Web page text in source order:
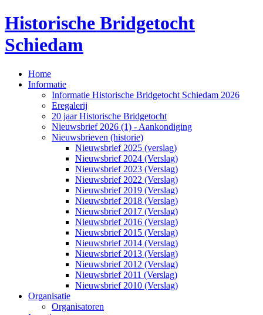
Historische Bridgetocht
Schiedam
Home
Informatie
Informatie Historische Bridgetocht Schiedam 2026
Eregalerij
20 jaar Historische Bridgetocht
Nieuwsbrief 2026 (1) - Aankondiging
Nieuwsbrieven (historie)
Nieuwsbrief 2025 (verslag)
Nieuwsbrief 2024 (Verslag)
Nieuwsbrief 2023 (Verslag)
Nieuwsbrief 2022 (Verslag)
Nieuwsbrief 2019 (Verslag)
Nieuwsbrief 2018 (Verslag)
Nieuwsbrief 2017 (Verslag)
Nieuwsbrief 2016 (Verslag)
Nieuwsbrief 2015 (Verslag)
Nieuwsbrief 2014 (Verslag)
Nieuwsbrief 2013 (Verslag)
Nieuwsbrief 2012 (Verslag)
Nieuwsbrief 2011 (Verslag)
Nieuwsbrief 2010 (Verslag)
Organisatie
Organisatoren